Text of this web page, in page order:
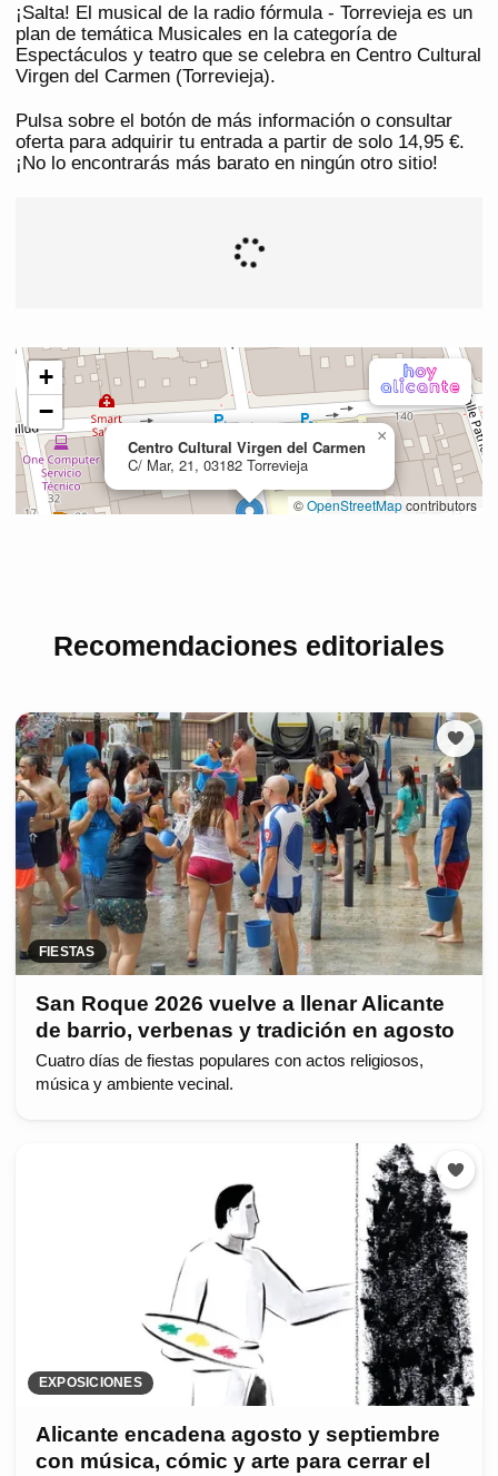
¡Salta! El musical de la radio fórmula - Torrevieja es un
plan de temática Musicales en la categoría de
Espectáculos y teatro que se celebra en Centro Cultural
Virgen del Carmen (Torrevieja).
Pulsa sobre el botón de más información o consultar
oferta para adquirir tu entrada a partir de solo 14,95 €.
¡No lo encontrarás más barato en ningún otro sitio!
Recomendaciones editoriales
FIESTAS
San Roque 2026 vuelve a llenar Alicante
de barrio, verbenas y tradición en agosto
Cuatro días de fiestas populares con actos religiosos,
música y ambiente vecinal.
EXPOSICIONES
Alicante encadena agosto y septiembre
con música, cómic y arte para cerrar el